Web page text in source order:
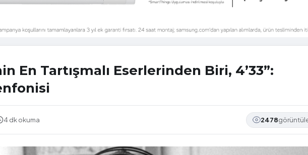
En Tartışmalı Eserlerinden Biri, 4’33”:
4 dk okuma 2478